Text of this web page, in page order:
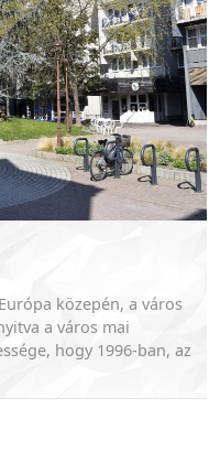
közepén, a város
a város mai
hogy 1996-ban, az